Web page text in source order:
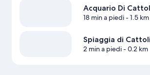
Acquario Di
18 min a piedi- 1.5 km
Spiaggia di
2 min a piedi- 0.2 km